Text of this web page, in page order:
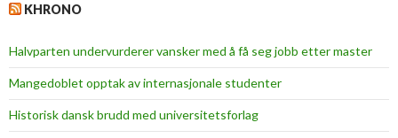
r
e
g
KHRONO
Halvparten undervurderer vansker med å få seg jobb etter master
Mangedoblet opptak av internasjonale studenter
Historisk dansk brudd med universitetsforlag